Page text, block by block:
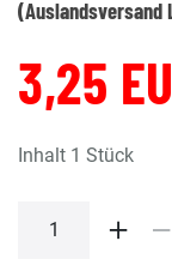
(Auslandsversand
3,25
Inhalt 1 Stück